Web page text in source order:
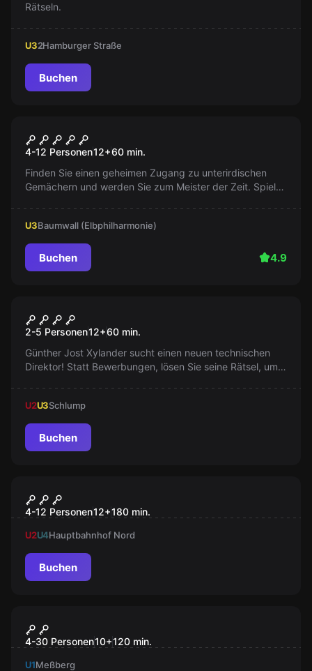
Rätseln.
U32Hamburger Straße
Buchen
Der Meister der Zeit
4-12 Personen12+60 min.
Finden Sie einen geheimen Zugang zu unterirdischen
Gemächern und werden Sie zum Meister der Zeit. Spielen
U3Baumwall (Elbphilharmonie)
Buchen 4.9
Das Haus des Tüftlers
2-5 Personen12+60 min.
Günther Jost Xylander sucht einen neuen technischen
Direktor! Statt Bewerbungen, lösen Sie seine Rätsel, um
U2U3Schlump
Buchen
Quiz Walk Hamburg
4-12 Personen12+180 min.
U2U4Hauptbahnhof Nord
Buchen
Auroras magischer Würfel
4-30 Personen10+120 min.
U1Meßberg